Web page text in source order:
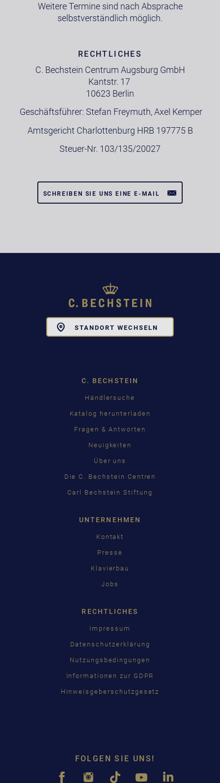
Weitere Termine sind nach Absprache
selbstverständlich möglich.
RECHTLICHES
C. Bechstein Centrum Augsburg GmbH
Kantstr. 17
10623 Berlin
Geschäftsführer: Stefan Freymuth, Axel Kemper
Amtsgericht Charlottenburg HRB 197775 B
Steuer-Nr. 103/135/20027
SCHREIBEN SIE UNS EINE E-MAIL
STANDORT WECHSELN
C. BECHSTEIN
Händlersuche
Katalog herunterladen
Fragen & Antworten
Neuigkeiten
Über uns
Die C. Bechstein Centren
Carl Bechstein Stiftung
UNTERNEHMEN
Kontakt
Presse
Klavierbau
Jobs
RECHTLICHES
Impressum
Datenschutzerklärung
Nutzungsbedingungen
Informationen zur GDPR
Hinweisgeberschutzgesetz
FOLGEN SIE UNS!